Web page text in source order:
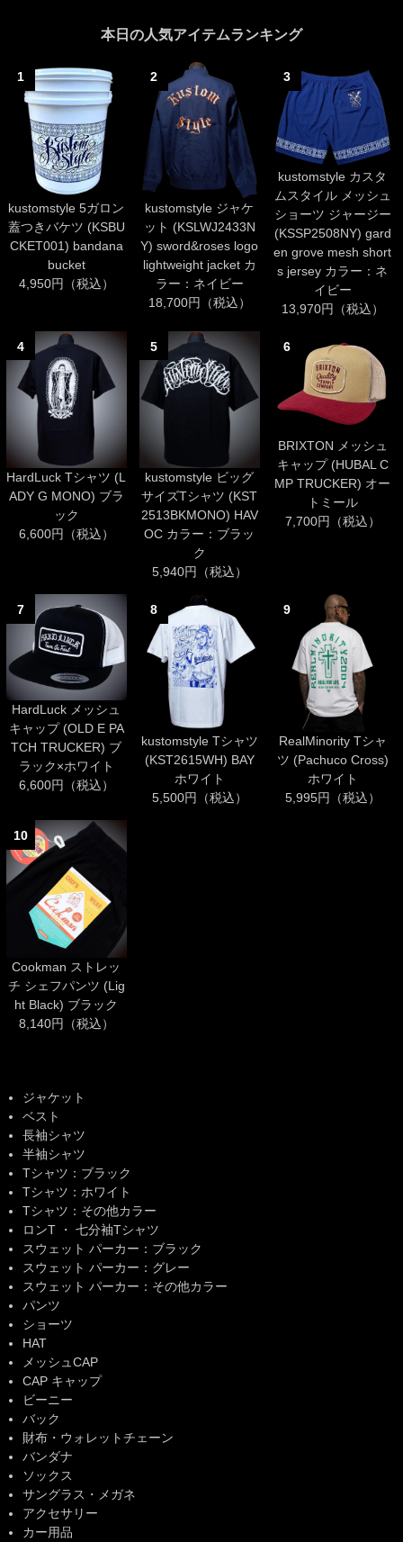
本日の人気アイテムランキング
1
kustomstyle 5ガロン
蓋つきバケツ (KSBU
CKET001) bandana
bucket
4,950円（税込）
2
kustomstyle ジャケ
ット (KSLWJ2433N
Y) sword&roses logo
lightweight jacket カ
ラー：ネイビー
18,700円（税込）
3
kustomstyle カスタ
ムスタイル メッシュ
ショーツ ジャージー
(KSSP2508NY) gard
en grove mesh short
s jersey カラー：ネ
イビー
13,970円（税込）
4
HardLuck Tシャツ (L
ADY G MONO) ブラ
ック
6,600円（税込）
5
kustomstyle ビッグ
サイズTシャツ (KST
2513BKMONO) HAV
OC カラー：ブラッ
ク
5,940円（税込）
6
BRIXTON メッシュ
キャップ (HUBAL C
MP TRUCKER) オー
トミール
7,700円（税込）
7
HardLuck メッシュ
キャップ (OLD E PA
TCH TRUCKER) ブ
ラック×ホワイト
6,600円（税込）
8
kustomstyle Tシャツ
(KST2615WH) BAY
ホワイト
5,500円（税込）
9
RealMinority Tシャ
ツ (Pachuco Cross)
ホワイト
5,995円（税込）
10
Cookman ストレッ
チ シェフパンツ (Lig
ht Black) ブラック
8,140円（税込）
ジャケット
ベスト
長袖シャツ
半袖シャツ
Tシャツ：ブラック
Tシャツ：ホワイト
Tシャツ：その他カラー
ロンT ・ 七分袖Tシャツ
スウェット パーカー：ブラック
スウェット パーカー：グレー
スウェット パーカー：その他カラー
パンツ
ショーツ
HAT
メッシュCAP
CAP キャップ
ビーニー
バック
財布・ウォレットチェーン
バンダナ
ソックス
サングラス・メガネ
アクセサリー
カー用品